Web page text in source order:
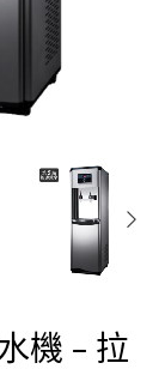
機 – 拉